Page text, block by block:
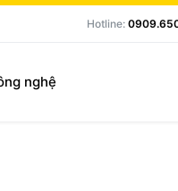
Hotline:
nghệ